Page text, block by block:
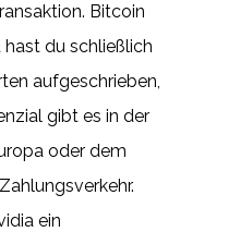
Bitcoin
du schließlich
aufgeschrieben,
gibt es in der
oder dem
ein